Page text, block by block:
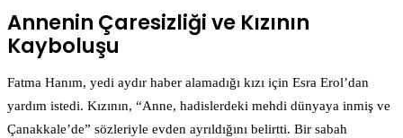
Annenin Çaresizliği ve Kızının
Kayboluşu
Fatma Hanım, yedi aydır haber alamadığı kızı için Esra Erol’dan
yardım istedi. Kızının, “Anne, hadislerdeki mehdi dünyaya inmiş ve
Çanakkale’de” sözleriyle evden ayrıldığını belirtti. Bir sabah